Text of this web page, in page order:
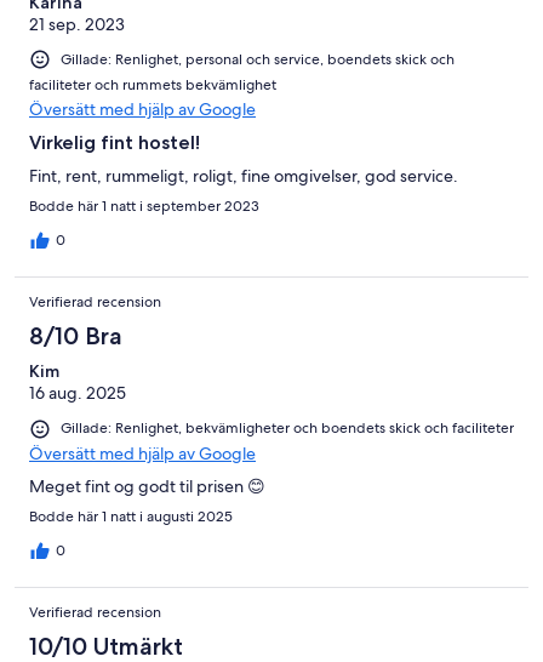
21 sep. 2023
Gillade: Renlighet, personal och service, boendets skick och
faciliteter och rummets bekvämlighet
Översätt med hjälp av Google
Virkelig fint hostel!
Fint, rent, rummeligt, roligt, fine omgivelser, god service.
Bodde här 1 natt i september 2023
0
Verifierad recension
8/10 Bra
Kim
16 aug. 2025
Gillade: Renlighet, bekvämligheter och boendets skick och faciliteter
Översätt med hjälp av Google
Meget fint og godt til prisen 😊
Bodde här 1 natt i augusti 2025
0
Verifierad recension
10/10 Utmärkt